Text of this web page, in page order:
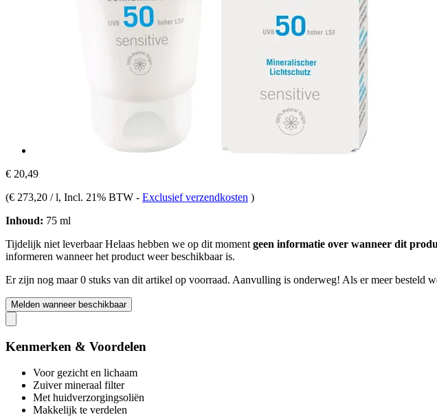
€ 20,49
(€ 273,20 / l, Incl. 21% BTW - Exclusief verzendkosten )
Inhoud: 75 ml
Tijdelijk niet leverbaarHelaas hebben we op dit moment geen informatie over wanneer dit
informeren wanneer het product weer beschikbaar is.
Er zijn nog maar 0 stuks van dit artikel op voorraad. Aanvulling is onderweg! Als er meer besteld
Melden wanneer beschikbaar
Kenmerken & Voordelen
Voor gezicht en lichaam
Zuiver mineraal filter
Met huidverzorgingsoliën
Makkelijk te verdelen